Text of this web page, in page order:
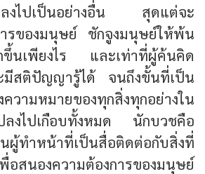
ลงไปเป็นอย่างอื่น สุดแต่จะ
ารของมนุษย์ ชักจูงมนุษย์ให้พ้น
ขึ้นเพียงไร และเท่าที่ผู้ค้นคิด
มีสติปัญญารู้ได้ จนถึงขั้นที่เป็น
ามหมายของทุกสิ่งทุกอย่างใน
ลงไปเกือบทั้งหมด นักบวชคือ
ผู้ทำหน้าที่เป็นสื่อติดต่อกับสิ่งที่
นองความต้องการของมนุษย์